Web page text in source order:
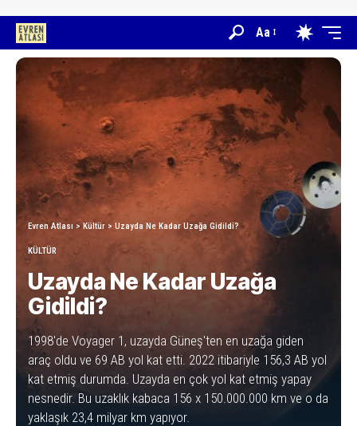
Aa
Evren Atlası >Kültür > Uzayda Ne Kadar Uzağa Gidildi?
KÜLTÜR
Uzayda Ne Kadar Uzağa
Gidildi?
1998'de Voyager 1, uzayda Güneş'ten en uzağa giden
araç oldu ve 69 AB yol kat etti. 2022 itibariyle 156,3 AB yol
kat etmiş durumda. Uzayda en çok yol kat etmiş yapay
nesnedir. Bu uzaklık kabaca 156 x 150.000.000 km ve o da
yaklaşık 23,4 milyar km yapıyor.